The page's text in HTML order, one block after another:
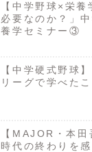
【中学野球×栄
必要なのか？」
養学セミナー③
【中学硬式野球
リーグで学べたこ
【MAJOR・本
時代の終わりを